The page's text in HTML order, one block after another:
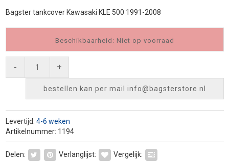
Bagster tankcover Kawasaki KLE 500 1991-2008
Beschikbaarheid: Niet op voorraad
- +
bestellen kan per mail info@bagsterstore.nl
Levertijd: 4-6 weken
Artikelnummer: 1194
Delen: Verlanglijst: Vergelijk: